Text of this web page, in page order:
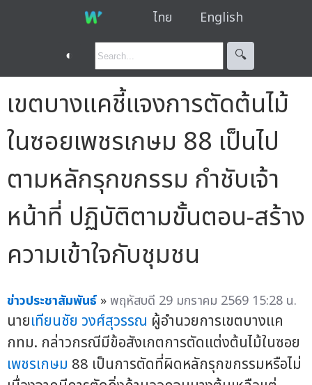
ไทย English
◐ 🔍︎
เขตบางแคชี้แจงการตัดต้นไม้
ในซอยเพชรเกษม 88 เป็นไป
ตามหลักรุกขกรรม กำชับเจ้า
หน้าที่ ปฏิบัติตามขั้นตอน-สร้าง
ความเข้าใจกับชุมชน
ข่าวประชาสัมพันธ์ »พฤหัสบดี 29 มกราคม 2569 15:28 น.
นายเทียนชัย วงศ์สุวรรณ ผู้อำนวยการเขตบางแค
กทม. กล่าวกรณีมีข้อสังเกตการตัดแต่งต้นไม้ในซอย
เพชรเกษม 88 เป็นการตัดที่ผิดหลักรุกขกรรมหรือไม่